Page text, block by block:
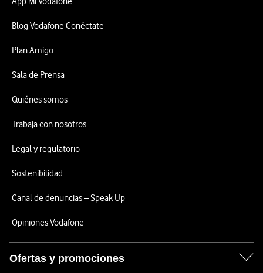
Blog Vodafone Conéctate
Plan Amigo
Sala de Prensa
Quiénes somos
Trabaja con nosotros
Legal y regulatorio
Sostenibilidad
Canal de denuncias – Speak Up
Opiniones Vodafone
Ofertas y promociones